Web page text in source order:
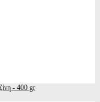
- 400 gr